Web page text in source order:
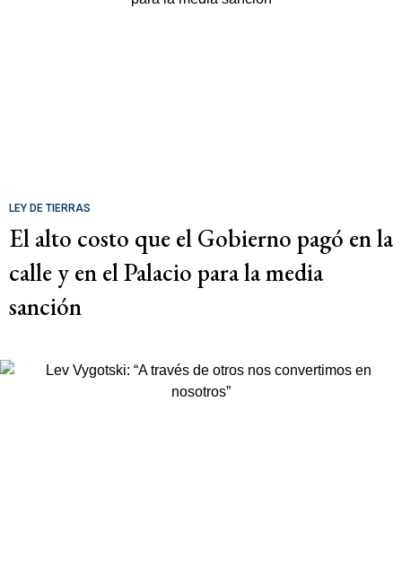
LEY DE TIERRAS
El alto costo que el Gobierno pagó en la
calle y en el Palacio para la media
sanción